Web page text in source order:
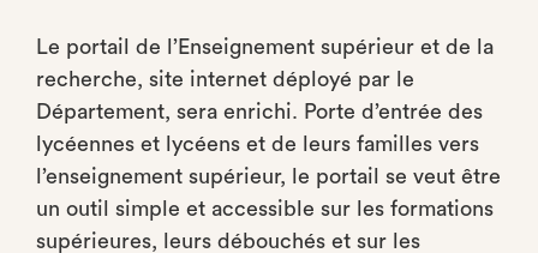
Le portail de l’Enseignement supérieur et de la
recherche, site internet déployé par le
Département, sera enrichi. Porte d’entrée des
lycéennes et lycéens et de leurs familles vers
l’enseignement supérieur, le portail se veut être
un outil simple et accessible sur les formations
supérieures, leurs débouchés et sur les